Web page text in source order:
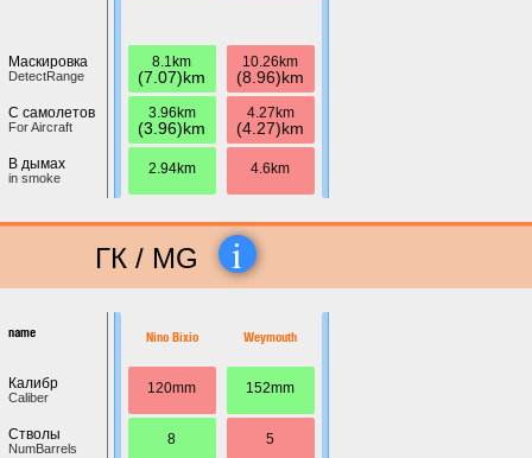
Маскировка
DetectRange
С самолетов
For Aircraft
В дымах
in smoke
8.1km
(7.07)km
3.96km
(3.96)km
2.94km
10.26km
(8.96)km
4.27km
(4.27)km
4.6km
ГК / MG i
name
Калибр
Caliber
Стволы
NumBarrels
Nino Bixio
120mm
8
Weymouth
152mm
5